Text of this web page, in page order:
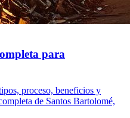
para
proceso, beneficios y
de Santos Bartolomé,